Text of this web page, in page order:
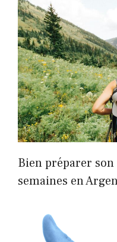
Bien préparer son
semaines en